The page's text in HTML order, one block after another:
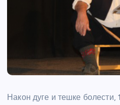
Након дуге и тешке болести,